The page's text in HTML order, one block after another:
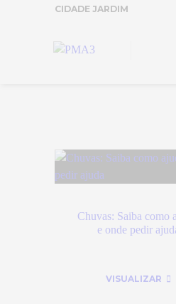
CIDADE JARDIM
Chuvas: Saiba como
e onde pedir
VISUALIZAR